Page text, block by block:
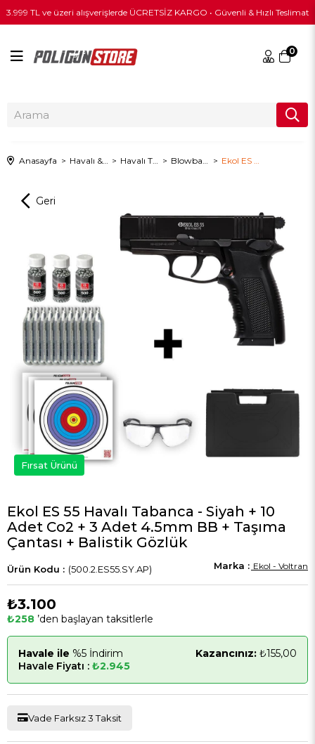
3.999 TL ve üzeri alışverişlerde ÜCRETSİZ KARGO • Güvenli & Hızlı Teslimat
0
Anasayfa
Fırsat Ürünü
Ekol ES 55 Havalı Tabanca - Siyah + 10
Adet Co2 + 3 Adet 4.5mm BB + Taşıma
Çantası + Balistik Gözlük
(500.2.ES55.SY.AP) Ekol - Voltran
₺3.100
₺258 ’den başlayan taksitlerle
Havale ile %5 İndirim Kazancınız: ₺155,00
Havale Fiyatı : ₺2.945
Vade Farksız 3 Taksit